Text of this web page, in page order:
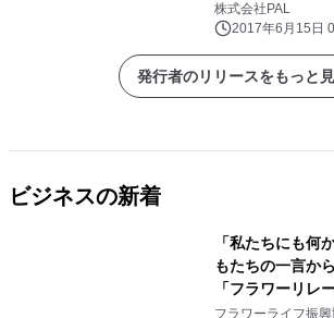
株式会社PAL
2017年6月15日
発行者のリリースをもっと
ビジネスの新着
「私たちにも何
もたちの一言か
「フラワーリレ
フラワーライフ振